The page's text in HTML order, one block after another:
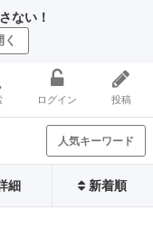
ない！
ログイン 投稿
人気キーワード
細 新着順